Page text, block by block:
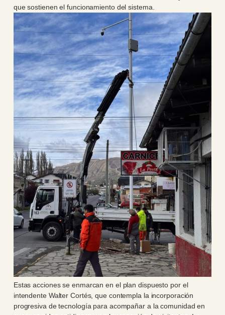
que sostienen el funcionamiento del sistema.
Estas acciones se enmarcan en el plan dispuesto por el
intendente Walter Cortés, que contempla la incorporación
progresiva de tecnología para acompañar a la comunidad en